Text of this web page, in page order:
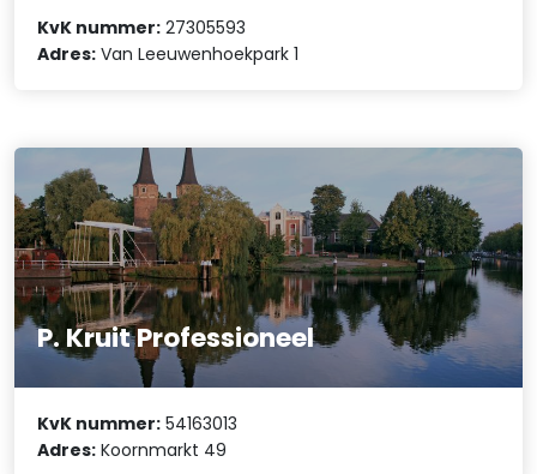
KvK nummer: 27305593
Adres: Van Leeuwenhoekpark 1
P. Kruit Professioneel
KvK nummer: 54163013
Adres: Koornmarkt 49